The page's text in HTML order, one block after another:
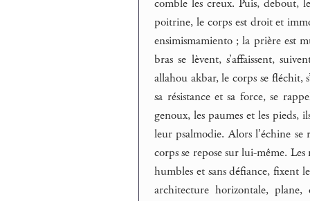
comble les creux. Puis, debout,
poitrine, le corps est droit et
ensimismamiento ; la prière est
bras se lèvent, s’affaissent,
allahou akbar, le corps se fléchit,
sa résistance et sa force, se
genoux, les paumes et les pieds,
leur psalmodie. Alors l’échine se
corps se repose sur lui-même.
humbles et sans défiance, fixent
architecture horizontale, plane,